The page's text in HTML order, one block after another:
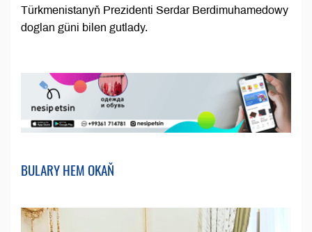
Türkmenistanyň Prezidenti Serdar Berdimuhamedowy
doglan güni bilen gutlady.
BULARY HEM OKAŇ